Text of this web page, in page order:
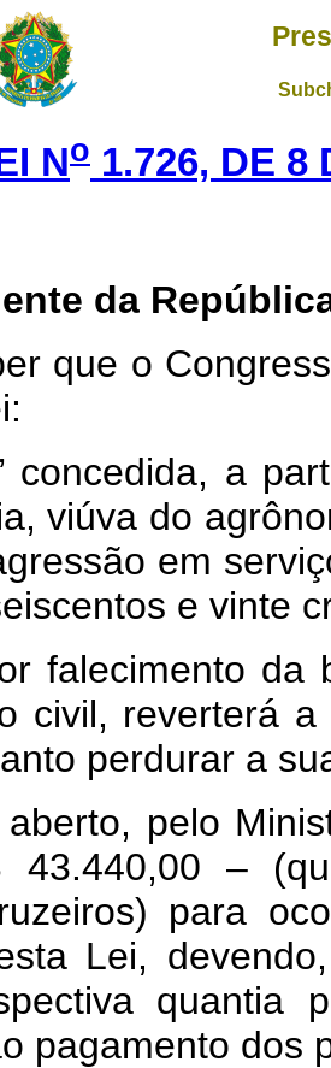
No 1.726, DE 8
da
que o
concedida, a
viúva do
em
e vinte
falecimento da
civil, reverterá
perdurar a
pelo
–
para
Lei,
quantia
pagamento dos